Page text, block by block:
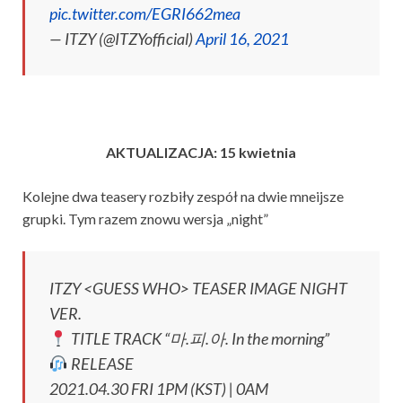
pic.twitter.com/EGRI662mea
— ITZY (@ITZYofficial)April 16, 2021
AKTUALIZACJA: 15 kwietnia
Kolejne dwa teasery rozbiły zespół na dwie mneijsze
grupki. Tym razem znowu wersja „night”
ITZY <GUESS WHO> TEASER IMAGE NIGHT
VER.
TITLE TRACK “마.피.아. In the morning”
RELEASE
2021.04.30 FRI 1PM (KST) | 0AM